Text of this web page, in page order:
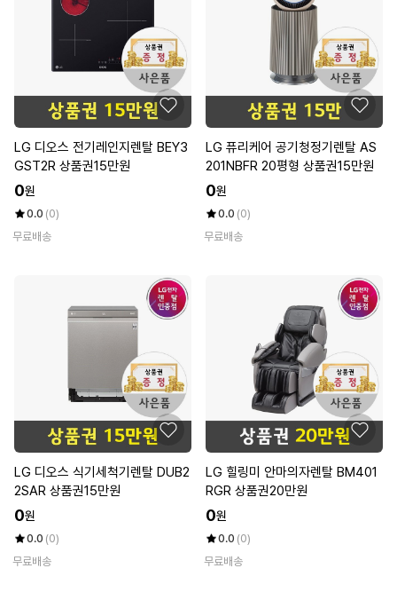
LG 디오스 전기레인지렌탈 BEY3
GST2R 상품권15만원
0원
0.0 (0)
무료배송
LG 퓨리케어 공기청정기렌탈 AS
201NBFR 20평형 상품권15만원
0원
0.0 (0)
무료배송
LG 디오스 식기세척기렌탈 DUB2
2SAR 상품권15만원
0원
0.0 (0)
무료배송
LG 힐링미 안마의자렌탈 BM401
RGR 상품권20만원
0원
0.0 (0)
무료배송